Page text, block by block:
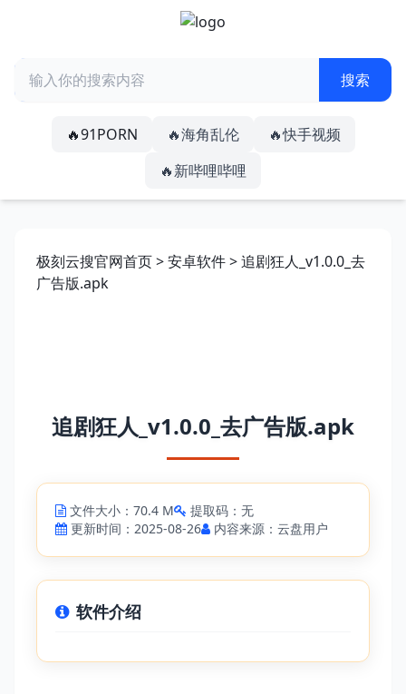
🔥91PORN 🔥海角乱伦
🔥快手视频
🔥新哔哩哔哩
极刻云搜官网首页>安卓软件> 追剧狂人_v1.0.0_去
广告版.apk
追剧狂人_v1.0.0_去广告版.apk
文件大小：70.4 M
提取码：无
更新时间：2025-08-26
内容来源：云盘用户
软件介绍